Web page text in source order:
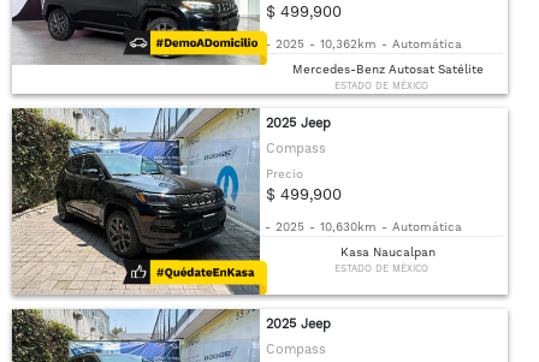
$ 499,900
- 2025 - 10,362km - Automática
Mercedes-Benz Autosat Satélite
ESTADO DE MÉXICO
2025 Jeep
Compass
Precio
$ 499,900
- 2025 - 10,630km - Automática
Kasa Naucalpan
ESTADO DE MÉXICO
2025 Jeep
Compass